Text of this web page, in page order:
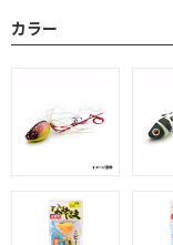
カラー